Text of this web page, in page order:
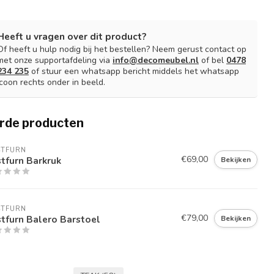
u vragen over dit product?
heeft u hulp nodig bij het bestellen? Neem gerust contact op
onze supportafdeling via info@decomeubel.nl of bel 0478
235 of stuur een whatsapp bericht middels het whatsapp
rechts onder in beeld.
producten
Barkruk €69,00 Bekijken
Balero Barstoel €79,00 Bekijken